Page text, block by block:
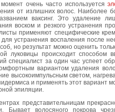
очень часто используется
от излишних волос. Наиболее
ваксинг. Это удаление
воском и резкого устранения
применяют специфические
устранения воспаления после
но результат можно оценить
луковицы происходит способом
специалист за один час успеет
вариантом удаления
высокоимпульсным светом,
и применять этот вариант
эпиляции.
представительницам
Бывает волосяного покрова